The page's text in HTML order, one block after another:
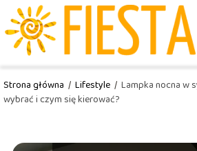
Strona główna / Lifestyle / Lampka nocna w
wybrać i czym się kierować?